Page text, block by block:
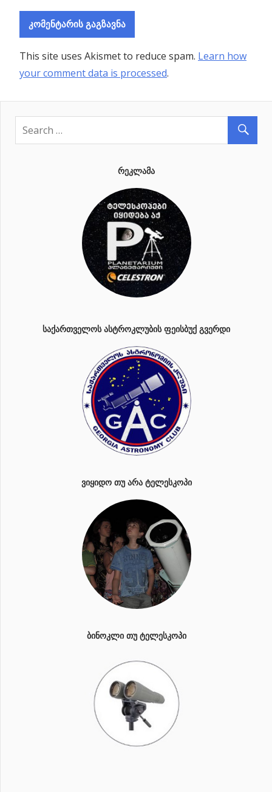
This site uses Akismet to reduce spam. Learn how
your comment data is processed.
ᲠᲔᲙᲚᲐᲛᲐ
ᲡᲐᲥᲐᲠᲗᲕᲔᲚᲝᲡ ᲐᲡᲢᲠᲝᲙᲚᲣᲑᲘᲡ ᲤᲔᲘᲡᲑᲣᲥ ᲒᲕᲔᲠᲓᲘ
ᲕᲘᲧᲘᲓᲝ ᲗᲣ ᲐᲠᲐ ᲢᲔᲚᲔᲡᲙᲝᲞᲘ
ᲑᲘᲜᲝᲙᲚᲘ ᲗᲣ ᲢᲔᲚᲔᲡᲙᲝᲞᲘ